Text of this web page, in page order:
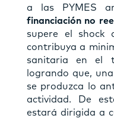
a las PYMES
financiación no
supere el shock
contribuya a
sanitaria en el
logrando que,
se produzca lo
actividad. De
estará dirigida a